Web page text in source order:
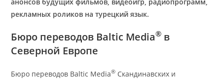
рекламных роликов на турецкий язык.
Бюро переводов Baltic Media® в
Северной Европе
Бюро переводов Baltic Media® Скандинавских и